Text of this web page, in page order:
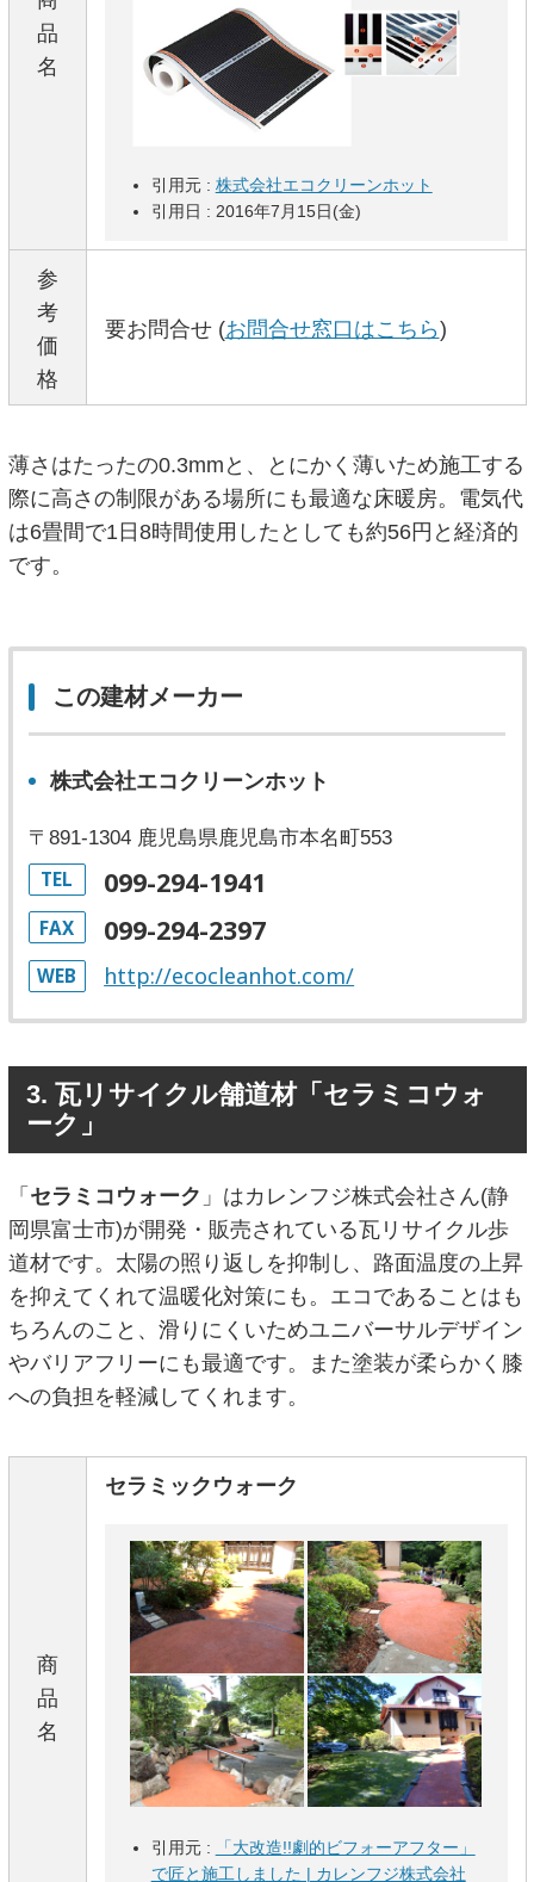
品
名
引用元 : 株式会社エコクリーンホット
引用日 : 2016年7月15日(金)
参
考
価
格
要お問合せ (お問合せ窓口はこちら)
薄さはたったの0.3mmと、とにかく薄いため施工する
際に高さの制限がある場所にも最適な床暖房。電気代
は6畳間で1日8時間使用したとしても約56円と経済的
です。
この建材メーカー
株式会社エコクリーンホット
〒891-1304 鹿児島県鹿児島市本名町553
TEL 099-294-1941
FAX 099-294-2397
WEB http://ecocleanhot.com/
3. 瓦リサイクル舗道材「セラミコウォ
ーク」
「 セラミコウォーク 」はカレンフジ株式会社さん(静
岡県富士市)が開発・販売されている瓦リサイクル歩
道材です。太陽の照り返しを抑制し、路面温度の上昇
を抑えてくれて温暖化対策にも。エコであることはも
ちろんのこと、滑りにくいためユニバーサルデザイン
やバリアフリーにも最適です。また塗装が柔らかく膝
への負担を軽減してくれます。
商
品
名
セラミックウォーク
引用元 :
「大改造!!劇的ビフォーアフター」
で匠と施工しました | カレンフジ株式会社